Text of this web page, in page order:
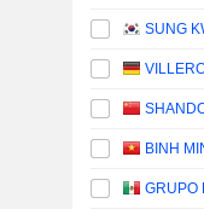
SUNG
BINH